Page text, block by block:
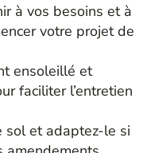
à vos besoins et à
votre projet de
ensoleillé et
faciliter l’entretien
sol et adaptez-le si